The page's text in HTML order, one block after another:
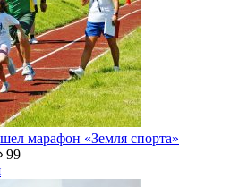
марафон «Земля спорта»
99